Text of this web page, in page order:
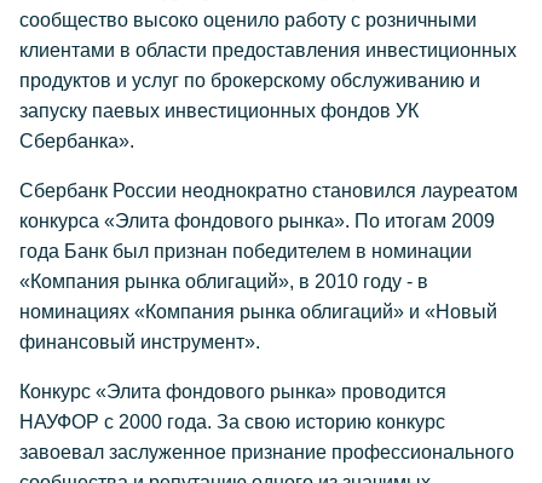
сообщество высоко оценило работу с розничными
клиентами в области предоставления инвестиционных
продуктов и услуг по брокерскому обслуживанию и
запуску паевых инвестиционных фондов УК
Сбербанка».
Сбербанк России неоднократно становился лауреатом
конкурса «Элита фондового рынка». По итогам 2009
года Банк был признан победителем в номинации
«Компания рынка облигаций», в 2010 году - в
номинациях «Компания рынка облигаций» и «Новый
финансовый инструмент».
Конкурс «Элита фондового рынка» проводится
НАУФОР с 2000 года. За свою историю конкурс
завоевал заслуженное признание профессионального